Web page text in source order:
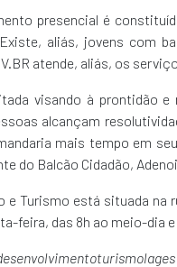
presencial é
aliás, jovens com
atende, aliás, os
visando à prontidão
alcançam
mais tempo em
do Balcão Cidadão,
Turismo está situada na
feira, das 8h ao meio-dia e